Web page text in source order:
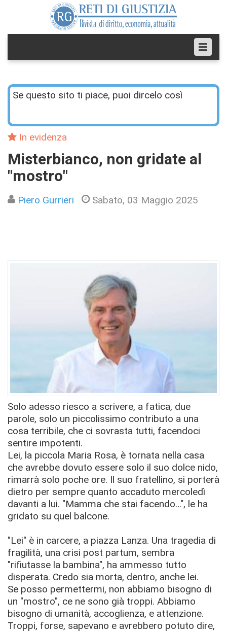
Se questo sito ti piace, puoi dircelo così
In evidenza
Misterbianco, non gridate al
"mostro"
Piero Gurrieri Sabato, 03 Maggio 2025
Solo adesso riesco a scrivere, a fatica, due
parole, solo un piccolissimo contributo a una
cosa terribile, che ci sovrasta tutti, facendoci
sentire impotenti.
Lei, la piccola Maria Rosa, è tornata nella casa
che avrebbe dovuto essere solo il suo dolce nido,
rimarrà solo poche ore. Il suo fratellino, si porterà
dietro per sempre quanto accaduto mercoledì
davanti a lui. "Mamma che stai facendo…", le ha
gridato su quel balcone.
"Lei" è in carcere, a piazza Lanza. Una tragedia di
fragilità, una crisi post partum, sembra
"rifiutasse la bambina", ha ammesso tutto
disperata. Credo sia morta, dentro, anche lei.
Se posso permettermi, non abbiamo bisogno di
un "mostro", ce ne sono già troppi. Abbiamo
bisogno di umanità, accoglienza, e attenzione.
Troppi, forse, sapevano e avrebbero potuto dire,